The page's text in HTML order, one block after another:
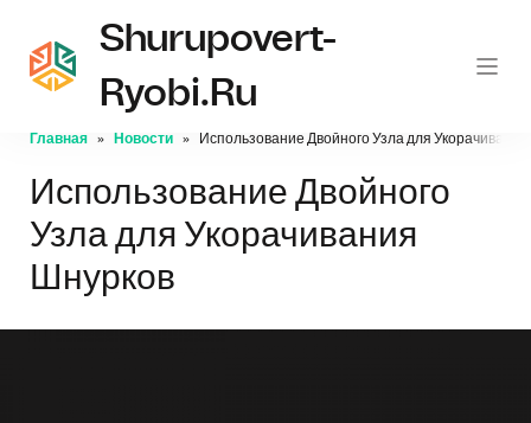
Shurupovert-
Ryobi.ru
Главная Новости Использование Двойного Узла для
Использование Двойного
Узла для Укорачивания
Шнурков